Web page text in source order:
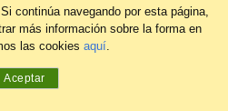
continúa navegando por esta página,
más información sobre la forma en
las cookies aquí.
Aceptar